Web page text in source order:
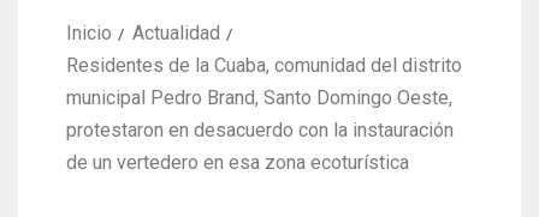
Inicio
Actualidad
Residentes de la Cuaba, comunidad del distrito
municipal Pedro Brand, Santo Domingo Oeste,
protestaron en desacuerdo con la instauración
de un vertedero en esa zona ecoturística